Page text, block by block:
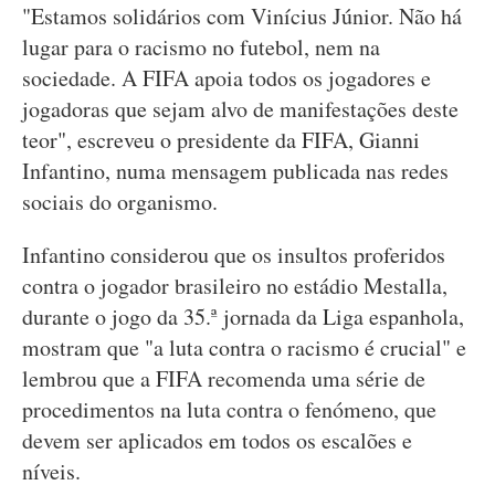
"Estamos solidários com Vinícius Júnior. Não há
lugar para o racismo no futebol, nem na
sociedade. A FIFA apoia todos os jogadores e
jogadoras que sejam alvo de manifestações deste
teor", escreveu o presidente da FIFA, Gianni
Infantino, numa mensagem publicada nas redes
sociais do organismo.
Infantino considerou que os insultos proferidos
contra o jogador brasileiro no estádio Mestalla,
durante o jogo da 35.ª jornada da Liga espanhola,
mostram que "a luta contra o racismo é crucial" e
lembrou que a FIFA recomenda uma série de
procedimentos na luta contra o fenómeno, que
devem ser aplicados em todos os escalões e
níveis.